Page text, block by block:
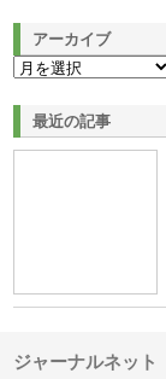
アーカイブ
最近の記事
ジャーナルネット